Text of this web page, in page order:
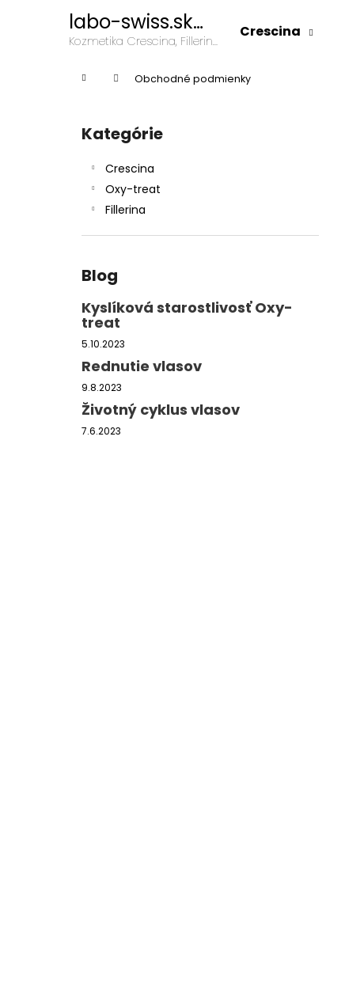
labo-swiss.sk
kozmetika
Kozmetika Crescina, Fillerina,
Crescina
Domov Obchodné podmienky
Preskočiť
kategórie
Kategórie
Crescina
Oxy-treat
Fillerina
Blog
Kyslíková starostlivosť Oxy-
treat
5.10.2023
Rednutie vlasov
9.8.2023
Životný cyklus vlasov
7.6.2023
Späť
Späť
FILLERINA SUN BEAUTY TELOVÉ
OPAĽOVACIE MLIEKO SPF 30 (150 ML)
€61